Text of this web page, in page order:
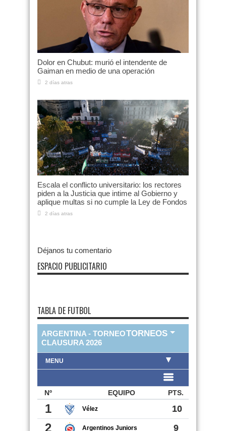
Dolor en Chubut: murió el intendente de
Gaiman en medio de una operación
2 días atras
Escala el conflicto universitario: los rectores
piden a la Justicia que intime al Gobierno y
aplique multas si no cumple la Ley de Fondos
2 días atras
Déjanos tu comentario
ESPACIO PUBLICITARIO
TABLA DE FUTBOL